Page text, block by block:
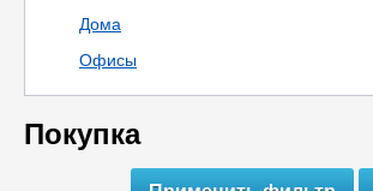
Дома
Офисы
Покупка